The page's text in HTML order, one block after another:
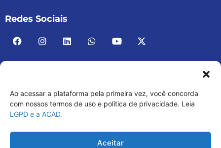
Ao acessar a plataforma pela primeira vez, você concorda
com nossos termos de uso e política de privacidade. Leia
LGPD e a ACAD.
Aceitar
Redes Sociais
ACAD BRASIL – ASSOCIAÇÃO BRASILEIRA DE